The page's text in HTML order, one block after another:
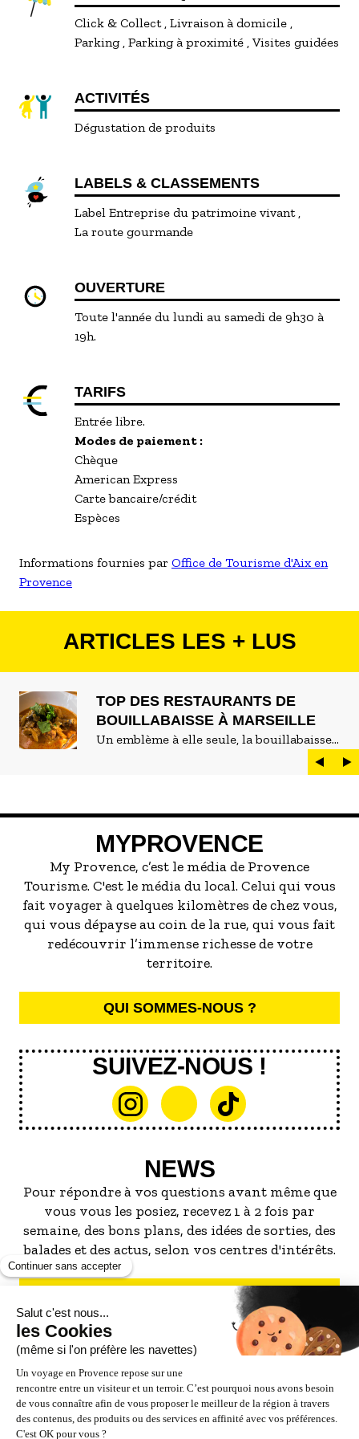
Click & Collect Livraison à domicile
Parking Parking à proximité Visites guidées
ACTIVITÉS
Dégustation de produits
LABELS & CLASSEMENTS
Label Entreprise du patrimoine vivant
La route gourmande
OUVERTURE
Toute l'année du lundi au samedi de 9h30 à
19h.
TARIFS
Entrée libre.
Modes de paiement :
Chèque
American Express
Carte bancaire/crédit
Espèces
Informations fournies par Office de Tourisme d'Aix en
Provence
ARTICLES LES + LUS
TOP DES RESTAURANTS DE
BOUILLABAISSE À MARSEILLE
Un emblème à elle seule, la bouillabaisse
est LE plat marseillais par excellence. On
peut d'ailleurs vite être submergé·e par la
servir la meilleure...
MYPROVENCE
My Provence, c’est le média de Provence
Tourisme. C'est le média du local. Celui qui vous
fait voyager à quelques kilomètres de chez vous,
qui vous dépayse au coin de la rue, qui vous fait
redécouvrir l’immense richesse de votre
territoire.
QUI SOMMES-NOUS ?
SUIVEZ-NOUS !
NEWS
Pour répondre à vos questions avant même que
vous vous les posiez, recevez 1 à 2 fois par
semaine, des bons plans, des idées de sorties, des
balades et des actus, selon vos centres d'intérêts.
S'INSCRIRE À LA NEWSLETTER
NOS PARTENAIRES
ESPACE PRO / PRESSE